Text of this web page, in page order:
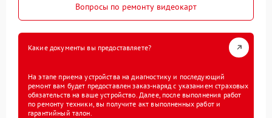
Вопросы по ремонту видеокарт
Какие документы вы предоставляете?
На этапе приема устройства на диагностику и последующий
ремонт вам будет предоставлен заказ-наряд с указанием страховых
обязательств на ваше устройство. Далее, после выполнения работ
по ремонту техники, вы получите акт выполненных работ и
гарантийный талон.